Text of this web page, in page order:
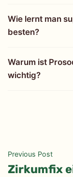
Wie lernt man
besten?
Warum ist
wichtig?
Previous Post
post:
Zirkumfix